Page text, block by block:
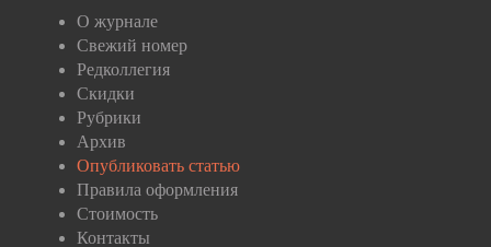
О журнале
Свежий номер
Редколлегия
Скидки
Рубрики
Архив
Опубликовать статью
Правила оформления
Стоимость
Контакты